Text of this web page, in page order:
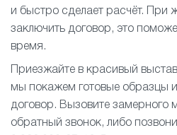
и быстро сделает расчёт. При
заключить договор, это
время.
Приезжайте в красивый
мы покажем готовые образцы
договор. Вызовите замерного
обратный звонок, либо